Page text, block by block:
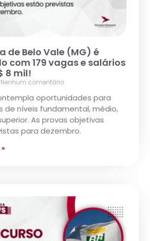
de Belo Vale (MG) é
com 179 vagas e salários
8 mil!
Nenhum comentário
oportunidades para
de níveis fundamental, médio,
As provas objetivas
para dezembro.